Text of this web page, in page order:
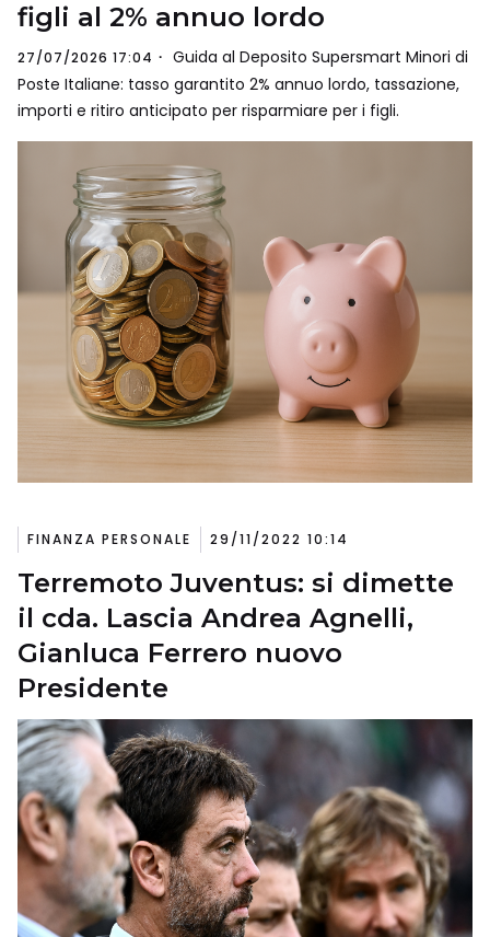
figli al 2% annuo lordo
27/07/2026 17:04
Guida al Deposito Supersmart Minori di
Poste Italiane: tasso garantito 2% annuo lordo, tassazione,
importi e ritiro anticipato per risparmiare per i figli.
FINANZA PERSONALE 29/11/2022 10:14
Terremoto Juventus: si dimette
il cda. Lascia Andrea Agnelli,
Gianluca Ferrero nuovo
Presidente